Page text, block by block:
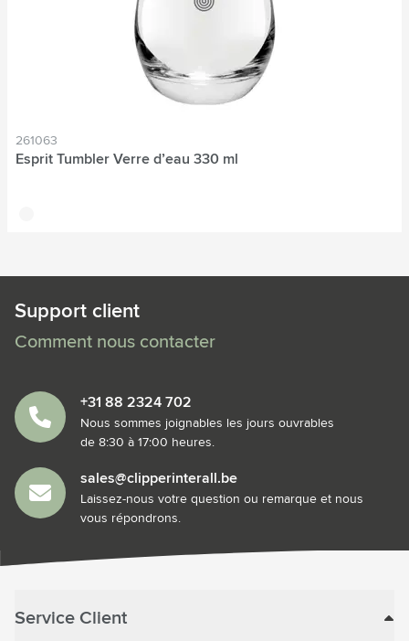
261063
Esprit Tumbler Verre d’eau 330 ml
Support client
Comment nous contacter
+31 88 2324 702
Nous sommes joignables les jours ouvrables
de 8:30 à 17:00 heures.
sales@clipperinterall.be
Laissez-nous votre question ou remarque et nous
vous répondrons.
Service Client